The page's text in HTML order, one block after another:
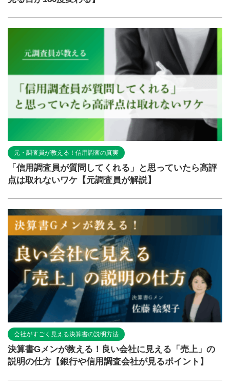
元・調査員が教える！信用調査の真実
「信用調査員が質問してくれる」と思っていたら高評
点は取れないワケ【元調査員が解説】
会社がすごく見える決算書の説明方法
決算書Gメンが教える！良い会社に見える「売上」の
説明の仕方【銀行や信用調査会社が見るポイント】